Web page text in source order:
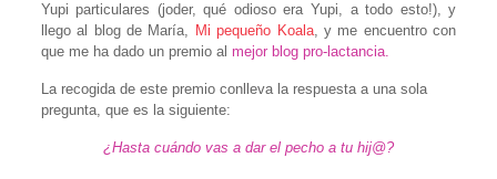
Yupi particulares (joder, qué odioso era Yupi, a todo esto!), y
llego al blog de María, Mi pequeño Koala, y me encuentro con
que me ha dado un premio al mejor blog pro-lactancia.
La recogida de este premio conlleva la respuesta a una sola
pregunta, que es la siguiente:
¿Hasta cuándo vas a dar el pecho a tu hij@?